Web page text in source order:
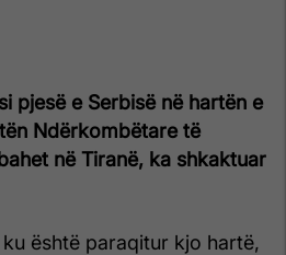
pjesë e Serbisë në hartën e
Ndërkombëtare të
në Tiranë, ka shkaktuar
është paraqitur kjo hartë,